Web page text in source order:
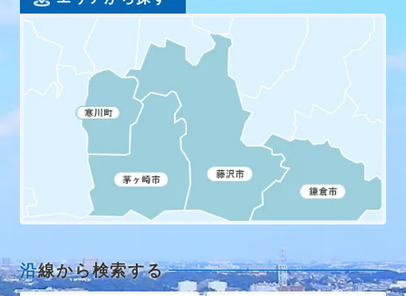
沿線から検索する